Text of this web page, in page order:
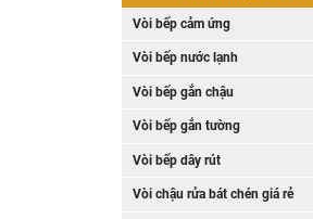
Vòi bếp cảm ứng
Vòi bếp nước lạnh
Vòi bếp gắn chậu
Vòi bếp gắn tường
Vòi bếp dây rút
Vòi chậu rửa bát chén giá rẻ